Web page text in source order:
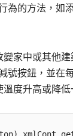
為的方法，如
家中或其他
號按鈕，並在
度升高或降低